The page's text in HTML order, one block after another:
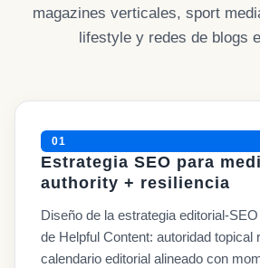
magazines verticales, sport
lifestyle y redes de blogs
01
Estrategia SEO para
authority + resiliencia
Diseño de la estrategia editorial-
de Helpful Content: autoridad topical
calendario editorial alineado con